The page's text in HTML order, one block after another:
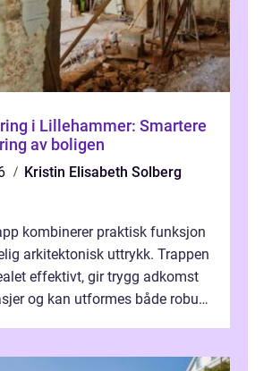
i Lillehammer: Smartere
av boligen
Kristin Elisabeth Solberg
kombinerer praktisk funksjon
arkitektonisk uttrykk. Trappen
effektivt, gir trygg adkomst
og kan utformes både robust